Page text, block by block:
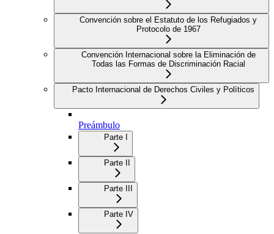
Convención sobre el Estatuto de los Refugiados y
Protocolo de 1967
Convención Internacional sobre la Eliminación de
Todas las Formas de Discriminación Racial
Pacto Internacional de Derechos Civiles y Políticos
Preámbulo
Parte I
Parte II
Parte III
Parte IV